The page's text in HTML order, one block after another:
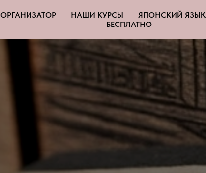
ОРГАНИЗАТОР НАШИ КУРСЫ ЯПОНСКИЙ ЯЗЫК
БЕСПЛАТНО